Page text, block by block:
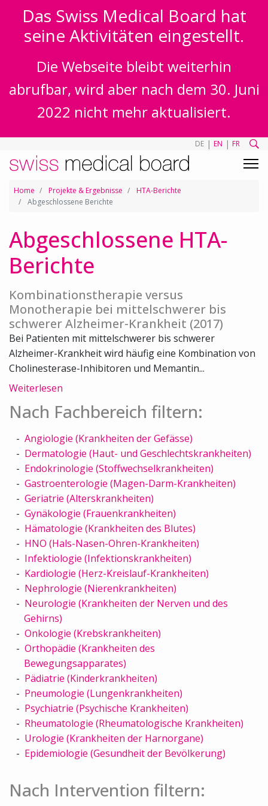
Das Swiss Medical Board hat
seine Aktivitäten eingestellt.
Die Webseite bleibt weiterhin
abrufbar, wird aber nach dem 30. Juni
2022 nicht mehr aktualisiert.
DE | EN | FR
Home Projekte & Ergebnisse
HTA-Berichte
Abgeschlossene Berichte
Abgeschlossene HTA-
Berichte
Kombinationstherapie versus
Monotherapie bei mittelschwerer bis
schwerer Alzheimer-Krankheit (2017)
Bei Patienten mit mittelschwerer bis schwerer
Alzheimer-Krankheit wird häufig eine Kombination von
Cholinesterase-Inhibitoren und Memantin...
Weiterlesen
Nach Fachbereich filtern:
Angiologie (Krankheiten der Gefässe)
Dermatologie (Haut- und Geschlechtskrankheiten)
Endokrinologie (Stoffwechselkrankheiten)
Gastroenterologie (Magen-Darm-Krankheiten)
Geriatrie (Alterskrankheiten)
Gynäkologie (Frauenkrankheiten)
Hämatologie (Krankheiten des Blutes)
HNO (Hals-Nasen-Ohren-Krankheiten)
Infektiologie (Infektionskrankheiten)
Kardiologie (Herz-Kreislauf-Krankheiten)
Nephrologie (Nierenkrankheiten)
Neurologie (Krankheiten der Nerven und des
Gehirns)
Onkologie (Krebskrankheiten)
Orthopädie (Krankheiten des
Bewegungsapparates)
Pädiatrie (Kinderkrankheiten)
Pneumologie (Lungenkrankheiten)
Psychiatrie (Psychische Krankheiten)
Rheumatologie (Rheumatologische Krankheiten)
Urologie (Krankheiten der Harnorgane)
Epidemiologie (Gesundheit der Bevölkerung)
Nach Intervention filtern: